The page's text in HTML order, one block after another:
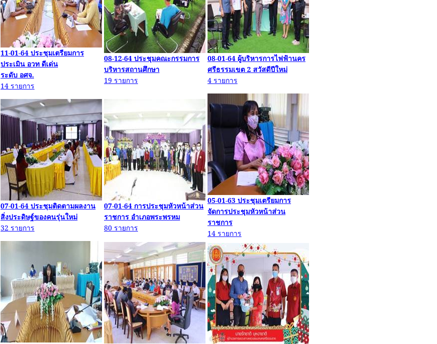
11-01-64 ประชุมเตรียมการ
ประเมิน อวท ดีเด่น
ระดับ อศจ.
14 รายการ
08-12-64 ประชุมคณะกรรมการ
บริหารสถานศึกษา
19 รายการ
08-01-64 ผู้บริหารการไฟฟ้านคร
ศรีธรรมเขต 2 สวัสดีปีใหม่
4 รายการ
07-01-64 ประชุมติดตามผลงาน
สิ่งประดิษฐ์ของคนรุ่นใหม่
32 รายการ
07-01-64 การประชุมหัวหน้าส่วน
ราชการ อำเภอพระพรหม
80 รายการ
05-01-63 ประชุมเตรียมการ
จัดการประชุมหัวหน้าส่วน
ราชการ
14 รายการ